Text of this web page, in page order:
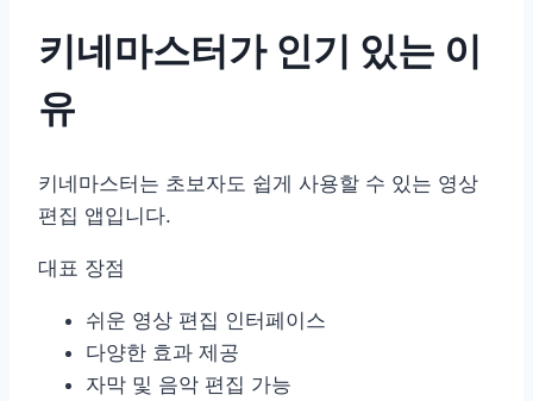
키네마스터가 인기 있는 이
유
키네마스터는 초보자도 쉽게 사용할 수 있는 영상
편집 앱입니다.
대표 장점
쉬운 영상 편집 인터페이스
다양한 효과 제공
자막 및 음악 편집 가능